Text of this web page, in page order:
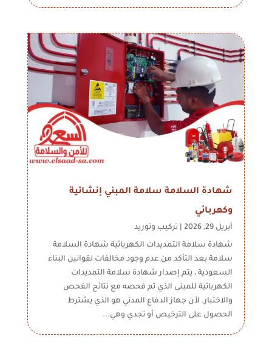
شهادة السلامة سلامة المبني ‏إنشائية
وكهربائي
أبريل 29, 2026 | تركيب وتوريد
شهادة سلامة التمديدات الكهربائية شهادة السلامة
سلامة بعد التأكد من عدم وجود مخالفات لقوانين البناء
السعودية ، يتم إصدار شهادة سلامة التمديدات
الكهربائية للمبنى الذي تم فحصه مع نتائج الفحص
والاختبار. لأن جهاز الدفاع المدني هو الذي يشترط
الحصول على الترخيص أو تجدي وهي...